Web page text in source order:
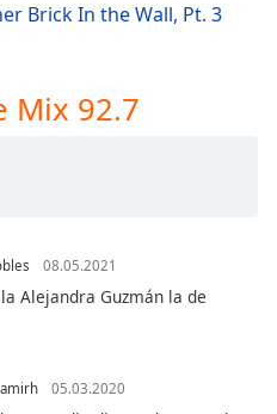
Brick In the Wall, Pt. 3
Mix 92.7
08.05.2021
Alejandra Guzmán la de
05.03.2020